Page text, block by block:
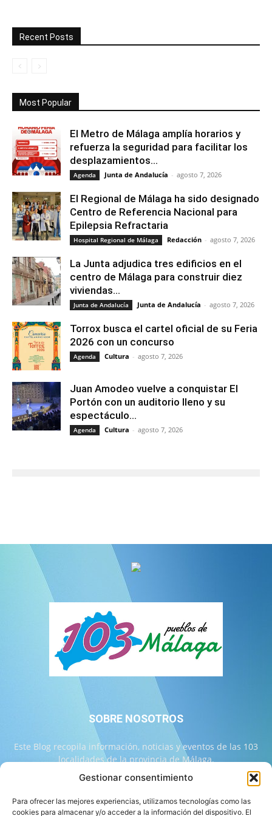
Gestionar consentimiento
Para ofrecer las mejores experiencias, utilizamos tecnologías como las
cookies para almacenar y/o acceder a la información del dispositivo. El
Recent Posts
Most Popular
El Metro de Málaga amplía horarios y
refuerza la seguridad para facilitar los
desplazamientos...
Agenda Junta de Andalucía - agosto 7, 2026
El Regional de Málaga ha sido designado
Centro de Referencia Nacional para
Epilepsia Refractaria
Hospital Regional de Málaga Redacción - agosto 7, 2026
La Junta adjudica tres edificios en el
centro de Málaga para construir diez
viviendas...
Junta de Andalucía Junta de Andalucía - agosto 7, 2026
Torrox busca el cartel oficial de su Feria
2026 con un concurso
Agenda Cultura - agosto 7, 2026
Juan Amodeo vuelve a conquistar El
Portón con un auditorio lleno y su
espectáculo...
Agenda Cultura - agosto 7, 2026
SOBRE NOSOTROS
Este Blog recopila información, noticias y eventos de las 103
localidades de la provincia de Málaga.
Contáctanos: info@103malaga.com